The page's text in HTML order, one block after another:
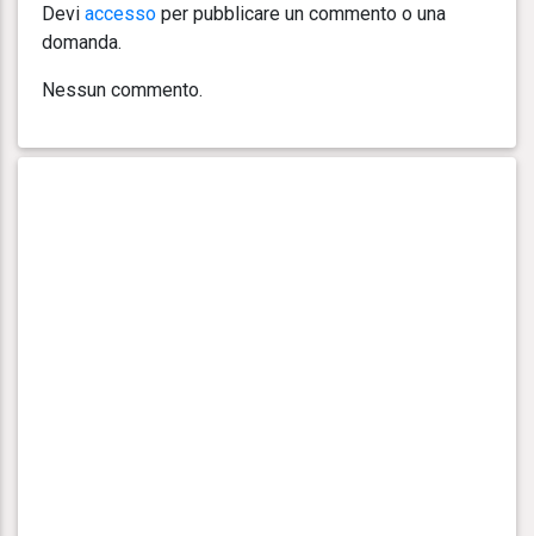
Devi accesso per pubblicare un commento o una
domanda.
Nessun commento.